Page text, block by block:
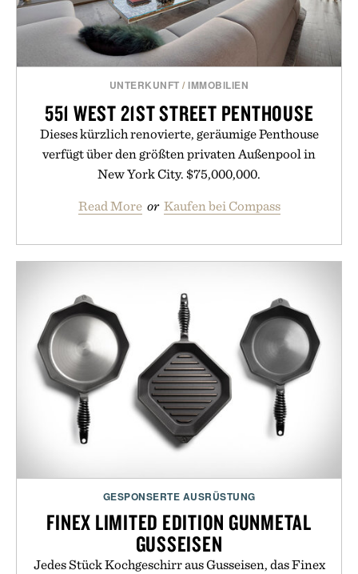
UNTERKUNFT /IMMOBILIEN
551 WEST 21ST STREET PENTHOUSE
Dieses kürzlich renovierte, geräumige Penthouse
verfügt über den größten privaten Außenpool in
New York City. $75,000,000.
Read More or Kaufen bei Compass
GESPONSERTE AUSRÜSTUNG
FINEX LIMITED EDITION GUNMETAL
GUSSEISEN
Jedes Stück Kochgeschirr aus Gusseisen, das Finex